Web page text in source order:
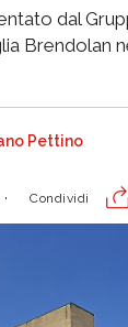
dal
Brendolan
Pettino
Condividi